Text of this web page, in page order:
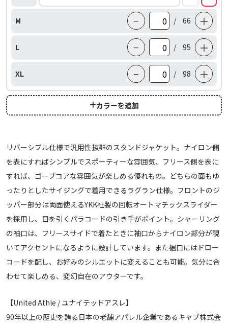
M − / 66 ＋
L − / 95 ＋
XL − / 98 ＋
カラーを追加
リバーシブル仕様で汎用性抜群のスタンドジャケット。ナイロン側
を表にすればシンプルでスポーティーな雰囲気、フリース側を表に
すれば、ゴープコアな雰囲気が楽しめる優れもの。どちらの面もゆ
ったりとしたサイジングで着用できるラグラン仕様。フロントのジ
ッパー部分は両面使えるYKK社製の回転オートマチックスライダー
を採用し、目を引くパラコードの引き手がポイント。シャーリング
の袖口は、フリースサイドで着たときに袖口からナイロン部分が覗
いてアクセントになるように設計しています。また裾口にはドロー
コードを配し、お好みのシルエットに変えることも可能。気分に合
わせて楽しめる、変幻自在のアウターです。
【United Athle / ユナイテッドアスレ】
90年以上の歴史を誇る日本の老舗アパレル企業であるキャブ株式会